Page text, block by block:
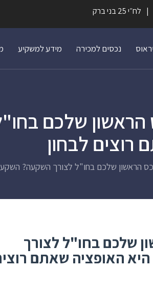
לח״י 25 בני ברק
נכסים למכירה מידע למשקיע
הראשון שלכם
רוצים לבחון
הראשון שלכם בחו"ל לצורך השקעה?
שלכם בחו"ל לצורך
האופציה שאתם